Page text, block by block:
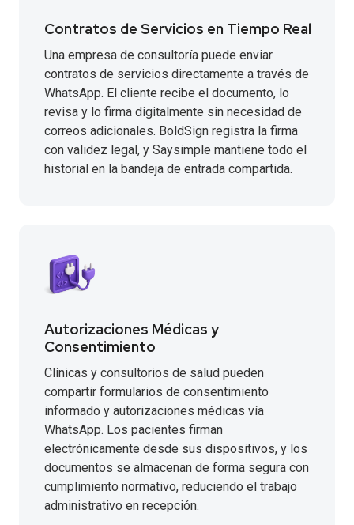
Contratos de Servicios en Tiempo Real
Una empresa de consultoría puede enviar
contratos de servicios directamente a través de
WhatsApp. El cliente recibe el documento, lo
revisa y lo firma digitalmente sin necesidad de
correos adicionales. BoldSign registra la firma
con validez legal, y Saysimple mantiene todo el
historial en la bandeja de entrada compartida.
Autorizaciones Médicas y
Consentimiento
Clínicas y consultorios de salud pueden
compartir formularios de consentimiento
informado y autorizaciones médicas vía
WhatsApp. Los pacientes firman
electrónicamente desde sus dispositivos, y los
documentos se almacenan de forma segura con
cumplimiento normativo, reduciendo el trabajo
administrativo en recepción.